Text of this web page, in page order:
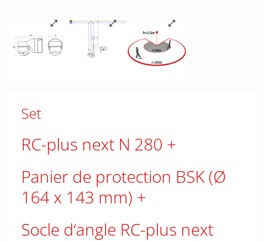
Set
RC-plus next N 280
Panier de protection BSK (Ø
164 x 143 mm)
Socle d‘angle RC-plus next